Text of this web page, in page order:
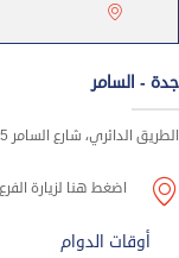
جدة - السامر
الطريق الدائري، شارع السامر 7455 جدة، المملكة العربية السعودية
اضغط هنا لزيارة الفرع
أوقات الدوام